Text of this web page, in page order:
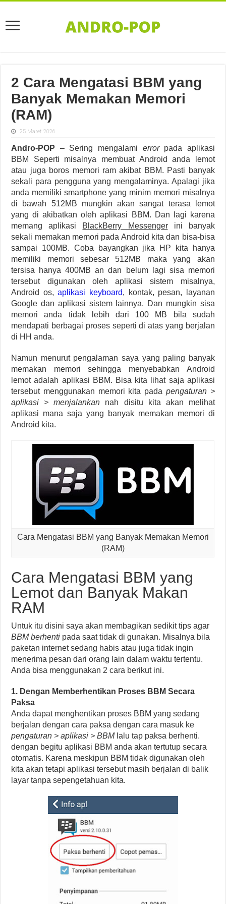
2 Cara Mengatasi BBM yang
Banyak Memakan Memori
(RAM)
25 Maret 2026
Andro-POP – Sering mengalami errorpada aplikasi
BBM Seperti misalnya membuat Android anda lemot
atau juga boros memori ram akibat BBM. Pasti banyak
sekali para pengguna yang mengalaminya. Apalagi jika
anda memiliki smartphone yang minim memori misalnya
di bawah 512MB mungkin akan sangat terasa lemot
yang di akibatkan oleh aplikasi BBM. Dan lagi karena
memang aplikasi BlackBerry Messengerini banyak
sekali memakan memori pada Android kita dan bisa-bisa
sampai 100MB. Coba bayangkan jika HP kita hanya
memiliki memori sebesar 512MB maka yang akan
tersisa hanya 400MB an dan belum lagi sisa memori
tersebut digunakan oleh aplikasi sistem misalnya,
Android os,aplikasi keyboard, kontak, pesan, layanan
Google dan aplikasi sistem lainnya. Dan mungkin sisa
memori anda tidak lebih dari 100 MB bila sudah
mendapati berbagai proses seperti di atas yang berjalan
di HH anda.
Namun menurut pengalaman saya yang paling banyak
memakan memori sehingga menyebabkan Android
lemot adalah aplikasi BBM. Bisa kita lihat saja aplikasi
tersebut menggunakan memori kita pada pengaturan >
aplikasi > menjalankan nah disitu kita akan melihat
aplikasi mana saja yang banyak memakan memori di
Android kita.
Cara Mengatasi BBM yang Banyak Memakan Memori
(RAM)
Cara Mengatasi BBM yang
Lemot dan Banyak Makan
RAM
Untuk itu disini saya akan membagikan sedikit tips agar
BBM berhenti pada saat tidak di gunakan. Misalnya bila
paketan internet sedang habis atau juga tidak ingin
menerima pesan dari orang lain dalam waktu tertentu.
Anda bisa menggunakan 2 cara berikut ini.
1. Dengan Memberhentikan Proses BBM Secara
Paksa
Anda dapat menghentikan proses BBM yang sedang
berjalan dengan cara paksa dengan cara masuk ke
pengaturan > aplikasi > BBMlalu tap paksa berhenti.
dengan begitu aplikasi BBM anda akan tertutup secara
otomatis. Karena meskipun BBM tidak digunakan oleh
kita akan tetapi aplikasi tersebut masih berjalan di balik
layar tanpa sepengetahuan kita.